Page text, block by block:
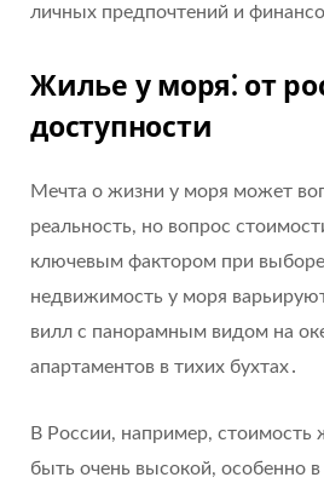
личных предпочтений и
Жилье у моря⁚ от
доступности
Мечта о жизни у моря может
реальность, но вопрос
ключевым фактором при
недвижимость у моря
вилл с панорамным видом на
апартаментов в тихих бухтах․
В России, например,
быть очень высокой, особенно